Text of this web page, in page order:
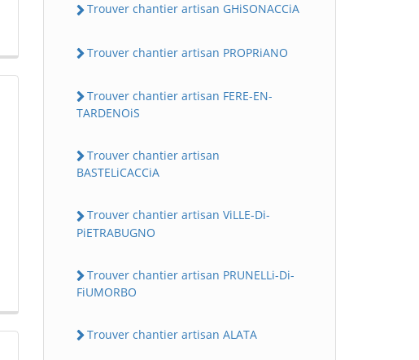
Trouver chantier artisan GHiSONACCiA
Trouver chantier artisan PROPRiANO
Trouver chantier artisan FERE-EN-
TARDENOiS
Trouver chantier artisan
BASTELiCACCiA
Trouver chantier artisan ViLLE-Di-
PiETRABUGNO
Trouver chantier artisan PRUNELLi-Di-
FiUMORBO
Trouver chantier artisan ALATA